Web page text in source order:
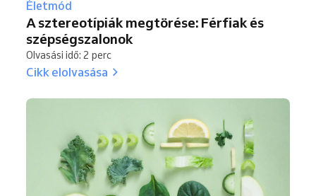
Életmód
A sztereotípiák megtörése: Férfiak és
szépségszalonok
Olvasási idő: 2 perc
Cikk elolvasása